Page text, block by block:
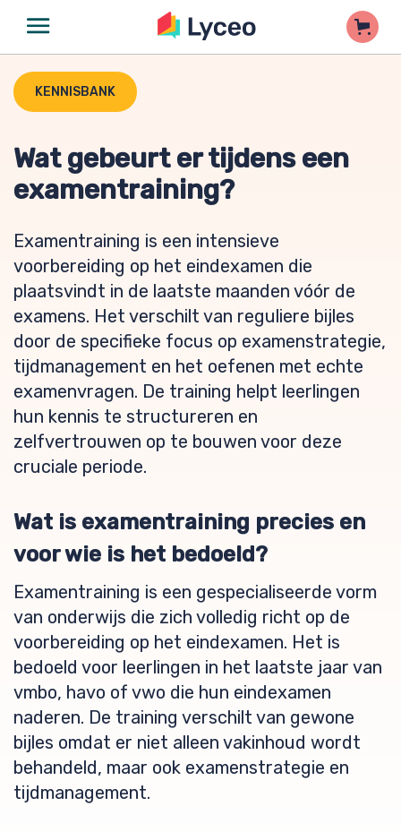
KENNISBANK
Wat gebeurt er tijdens een
examentraining?
Examentraining is een intensieve
voorbereiding op het eindexamen die
plaatsvindt in de laatste maanden vóór de
examens. Het verschilt van reguliere bijles
door de specifieke focus op examenstrategie,
tijdmanagement en het oefenen met echte
examenvragen. De training helpt leerlingen
hun kennis te structureren en
zelfvertrouwen op te bouwen voor deze
cruciale periode.
Wat is examentraining precies en
voor wie is het bedoeld?
Examentraining is een gespecialiseerde vorm
van onderwijs die zich volledig richt op de
voorbereiding op het eindexamen. Het is
bedoeld voor leerlingen in het laatste jaar van
vmbo, havo of vwo die hun eindexamen
naderen. De training verschilt van gewone
bijles omdat er niet alleen vakinhoud wordt
behandeld, maar ook examenstrategie en
tijdmanagement.